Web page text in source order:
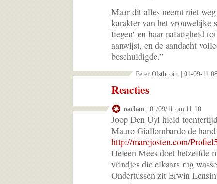
Maar dit alles neemt niet
karakter van het vrouwelijke
liegen’ en haar nalatigheid
aanwijst, en de aandacht
beschuldigde.”
Peter Olsthoorn | 01-09-11
Reacties
nathan | 01/09/11 om 11:10
Joop Den Uyl hield
Mauro Giallombardo de
http://marcjosten.com/
Heleen Mees doet hetzelfde
vrindjes die elkaars rug
Ondertussen zit Erwin